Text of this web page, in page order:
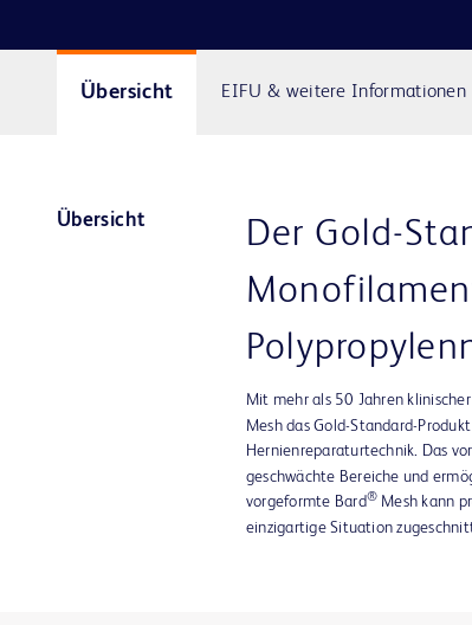
Übersicht EIFU & weitere Informationen
Übersicht
Der Gold-
Mit mehr als 50 Jahren
Mesh das Gold-Standard-
Hernienreparaturtechnik. Das
geschwächte Bereiche und
vorgeformte Bard® Mesh kann
einzigartige Situation